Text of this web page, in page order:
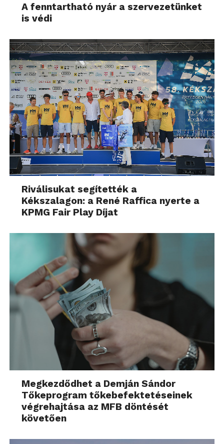
A fenntartható nyár a szervezetünket
is védi
Riválisukat segítették a
Kékszalagon: a René Raffica nyerte a
KPMG Fair Play Díjat
Megkezdődhet a Demján Sándor
Tőkeprogram tőkebefektetéseinek
végrehajtása az MFB döntését
követően